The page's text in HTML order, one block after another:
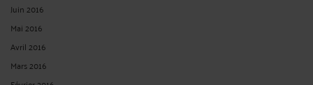
Juin 2016
Mai 2016
Avril 2016
Mars 2016